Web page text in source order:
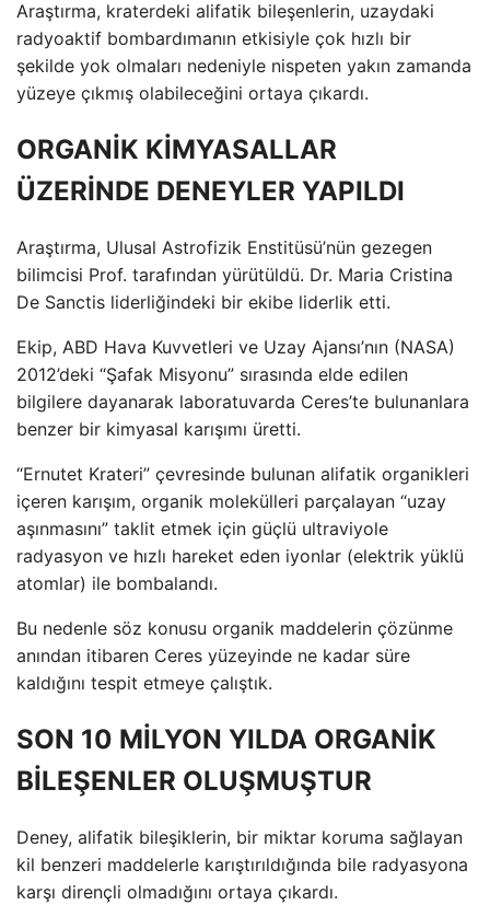
Araştırma, kraterdeki alifatik bileşenlerin, uzaydaki
radyoaktif bombardımanın etkisiyle çok hızlı bir
şekilde yok olmaları nedeniyle nispeten yakın zamanda
yüzeye çıkmış olabileceğini ortaya çıkardı.
ORGANİK KİMYASALLAR
ÜZERİNDE DENEYLER YAPILDI
Araştırma, Ulusal Astrofizik Enstitüsü’nün gezegen
bilimcisi Prof. tarafından yürütüldü. Dr. Maria Cristina
De Sanctis liderliğindeki bir ekibe liderlik etti.
Ekip, ABD Hava Kuvvetleri ve Uzay Ajansı’nın (NASA)
2012’deki “Şafak Misyonu” sırasında elde edilen
bilgilere dayanarak laboratuvarda Ceres’te bulunanlara
benzer bir kimyasal karışımı üretti.
“Ernutet Krateri” çevresinde bulunan alifatik organikleri
içeren karışım, organik molekülleri parçalayan “uzay
aşınmasını” taklit etmek için güçlü ultraviyole
radyasyon ve hızlı hareket eden iyonlar (elektrik yüklü
atomlar) ile bombalandı.
Bu nedenle söz konusu organik maddelerin çözünme
anından itibaren Ceres yüzeyinde ne kadar süre
kaldığını tespit etmeye çalıştık.
SON 10 MİLYON YILDA ORGANİK
BİLEŞENLER OLUŞMUŞTUR
Deney, alifatik bileşiklerin, bir miktar koruma sağlayan
kil benzeri maddelerle karıştırıldığında bile radyasyona
karşı dirençli olmadığını ortaya çıkardı.